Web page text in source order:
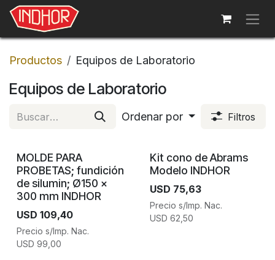
Ir al contenido
Productos Equipos de Laboratorio
Equipos de Laboratorio
Ordenar por Filtros
MOLDE PARA
PROBETAS; fundición
de silumin; Ø150 x
300 mm INDHOR
USD 109,40
Precio s/Imp. Nac.
USD 99,00
Kit cono de Abrams
Modelo INDHOR
USD 75,63
Precio s/Imp. Nac.
USD 62,50